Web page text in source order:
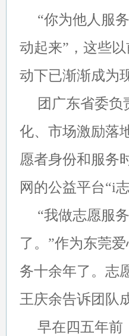
“你为他人服
动起来”，这些
动下已渐渐成为
团广东省委
化、市场激励落
愿者身份和服务
网的公益平台“i
“我做志愿服
了。”作为东莞
务十余年了。志
王庆余告诉团队
早在四五年前